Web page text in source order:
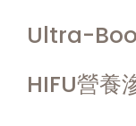
Ultra-
HIFU營養